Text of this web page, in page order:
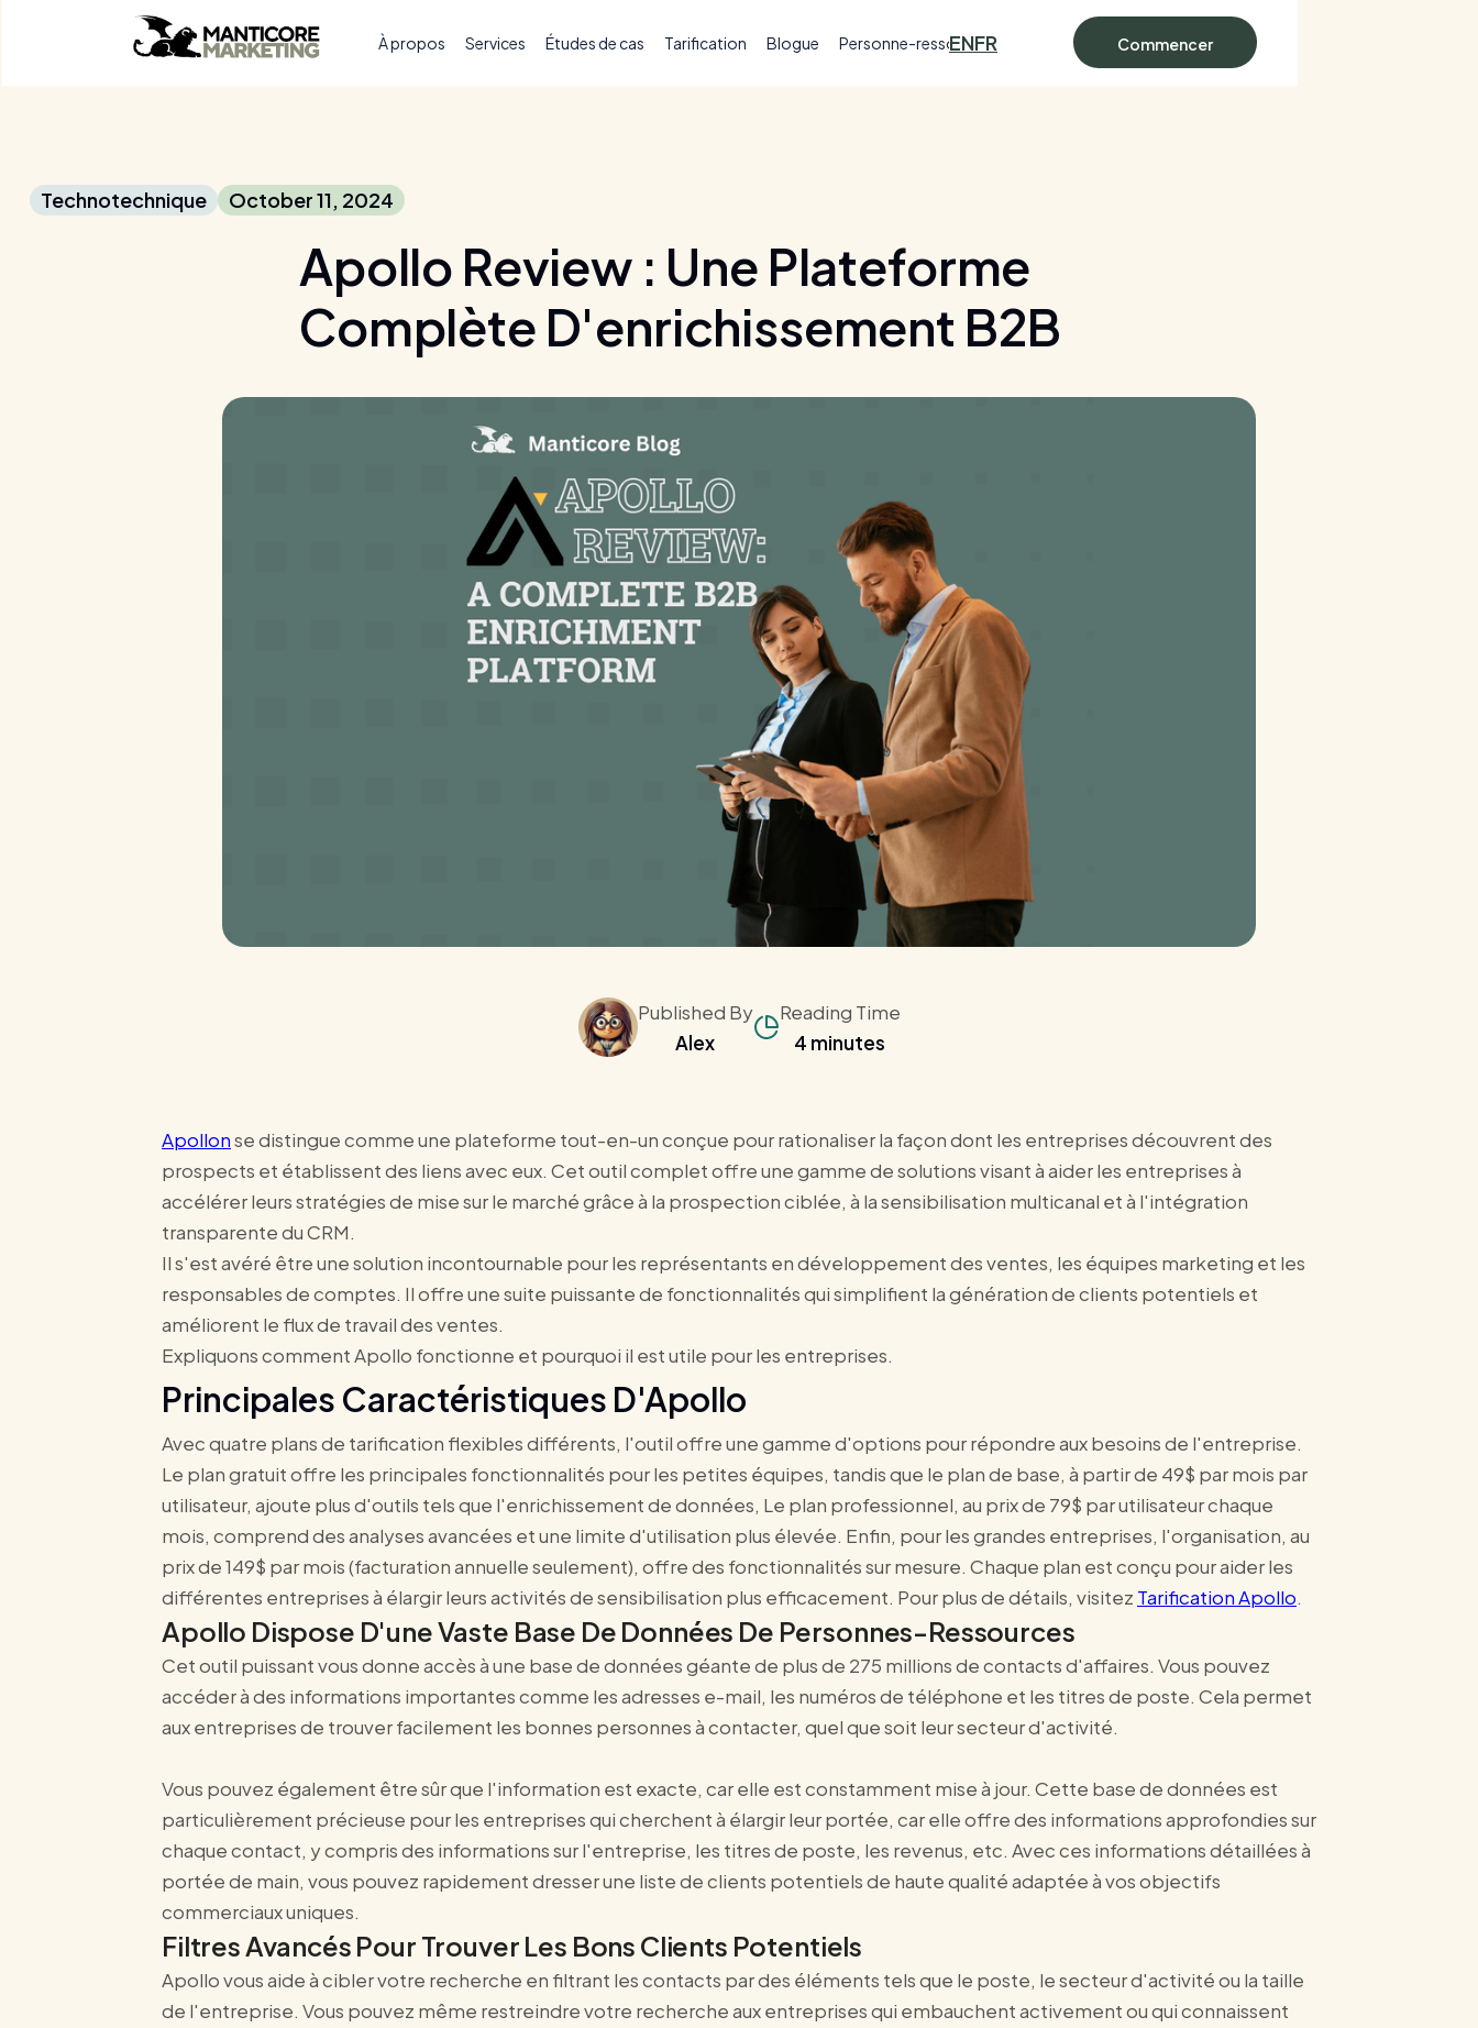
À propos Services Études de cas Tarification Blogue Personne-ressource
ENFR Commencer
Technotechnique October 11, 2024
Apollo Review : Une Plateforme
Complète D'enrichissement B2B
Published By
Alex
Reading Time
4 minutes
Apollonse distingue comme une plateforme tout-en-un conçue pour rationaliser la façon dont les entreprises découvrent des
prospects et établissent des liens avec eux. Cet outil complet offre une gamme de solutions visant à aider les entreprises à
accélérer leurs stratégies de mise sur le marché grâce à la prospection ciblée, à la sensibilisation multicanal et à l'intégration
transparente du CRM.
Il s'est avéré être une solution incontournable pour les représentants en développement des ventes, les équipes marketing et les
responsables de comptes. Il offre une suite puissante de fonctionnalités qui simplifient la génération de clients potentiels et
améliorent le flux de travail des ventes.
Expliquons comment Apollo fonctionne et pourquoi il est utile pour les entreprises.
Principales Caractéristiques D'Apollo
Avec quatre plans de tarification flexibles différents, l'outil offre une gamme d'options pour répondre aux besoins de l'entreprise.
Le plan gratuit offre les principales fonctionnalités pour les petites équipes, tandis que le plan de base, à partir de 49$ par mois par
utilisateur, ajoute plus d'outils tels que l'enrichissement de données, Le plan professionnel, au prix de 79$ par utilisateur chaque
mois, comprend des analyses avancées et une limite d'utilisation plus élevée. Enfin, pour les grandes entreprises, l'organisation, au
prix de 149$ par mois (facturation annuelle seulement), offre des fonctionnalités sur mesure. Chaque plan est conçu pour aider les
différentes entreprises à élargir leurs activités de sensibilisation plus efficacement. Pour plus de détails, visitez Tarification Apollo.
Apollo Dispose D'une Vaste Base De Données De Personnes-Ressources
Cet outil puissant vous donne accès à une base de données géante de plus de 275 millions de contacts d'affaires. Vous pouvez
accéder à des informations importantes comme les adresses e-mail, les numéros de téléphone et les titres de poste. Cela permet
aux entreprises de trouver facilement les bonnes personnes à contacter, quel que soit leur secteur d'activité.
Vous pouvez également être sûr que l'information est exacte, car elle est constamment mise à jour. Cette base de données est
particulièrement précieuse pour les entreprises qui cherchent à élargir leur portée, car elle offre des informations approfondies sur
chaque contact, y compris des informations sur l'entreprise, les titres de poste, les revenus, etc. Avec ces informations détaillées à
portée de main, vous pouvez rapidement dresser une liste de clients potentiels de haute qualité adaptée à vos objectifs
commerciaux uniques.
Filtres Avancés Pour Trouver Les Bons Clients Potentiels
Apollo vous aide à cibler votre recherche en filtrant les contacts par des éléments tels que le poste, le secteur d'activité ou la taille
de l'entreprise. Vous pouvez même restreindre votre recherche aux entreprises qui embauchent activement ou qui connaissent